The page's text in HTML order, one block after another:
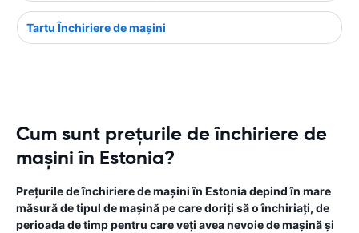
Tartu Închiriere de maşini
Cum sunt prețurile de închiriere de
mașini în Estonia?
Prețurile de închiriere de mașini în Estonia depind în mare
măsură de tipul de mașină pe care doriți să o închiriați, de
perioada de timp pentru care veți avea nevoie de mașină și